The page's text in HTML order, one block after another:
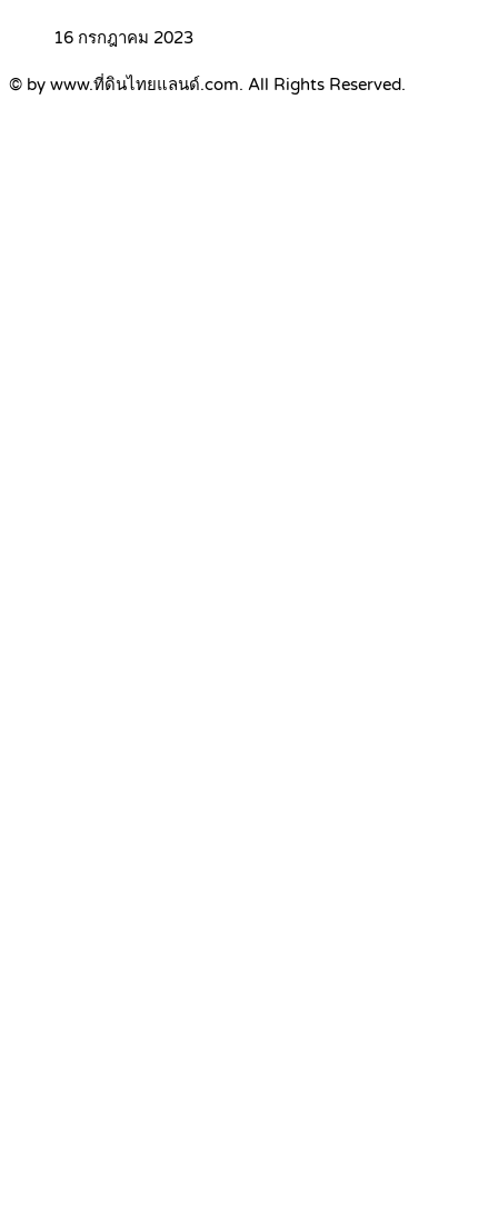
16 กรกฎาคม 2023
© by www.ที่ดินไทยแลนด์.com. All Rights Reserved.